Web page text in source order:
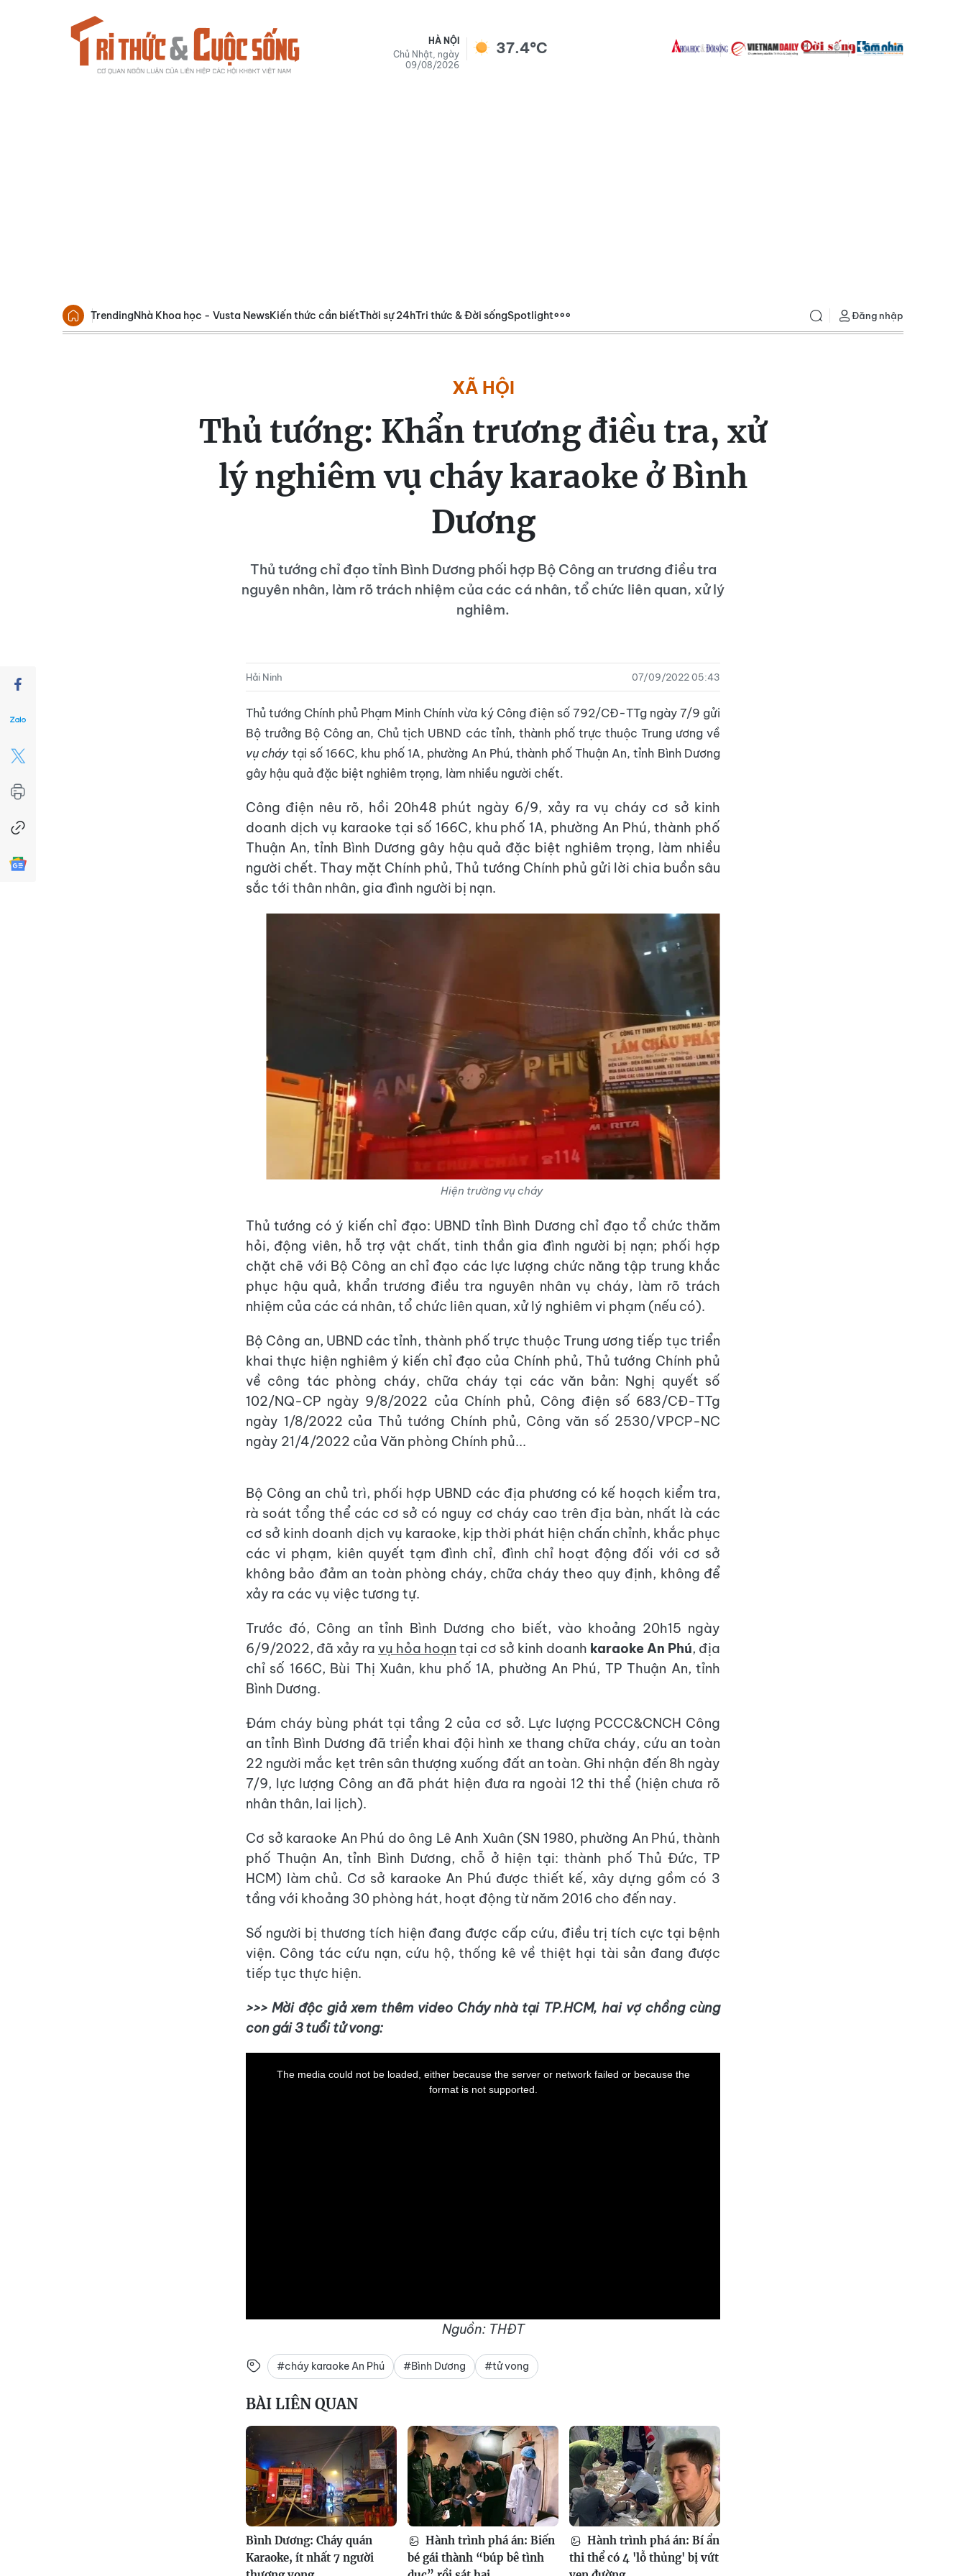
HÀ NỘI
Chủ Nhật, ngày
09/08/2026
37.4°C
TrendingNhà Khoa học - Vusta NewsKiến thức cần biếtThời sự 24hTri thức & Đời sốngSpotlight Đăng nhập
XÃ HỘI
Thủ tướng: Khẩn trương điều tra, xử
lý nghiêm vụ cháy karaoke ở Bình
Dương
Thủ tướng chỉ đạo tỉnh Bình Dương phối hợp Bộ Công an trương điều tra
nguyên nhân, làm rõ trách nhiệm của các cá nhân, tổ chức liên quan, xử lý
nghiêm.
Hải Ninh 07/09/2022 05:43
Thủ tướng Chính phủ Phạm Minh Chính vừa ký Công điện số 792/CĐ-TTg ngày 7/9 gửi
Bộ trưởng Bộ Công an, Chủ tịch UBND các tỉnh, thành phố trực thuộc Trung ương về
vụ cháytại số 166C, khu phố 1A, phường An Phú, thành phố Thuận An, tỉnh Bình Dương
gây hậu quả đặc biệt nghiêm trọng, làm nhiều người chết.
Công điện nêu rõ, hồi 20h48 phút ngày 6/9, xảy ra vụ cháy cơ sở kinh
doanh dịch vụ karaoke tại số 166C, khu phố 1A, phường An Phú, thành phố
Thuận An, tỉnh Bình Dương gây hậu quả đặc biệt nghiêm trọng, làm nhiều
người chết. Thay mặt Chính phủ, Thủ tướng Chính phủ gửi lời chia buồn sâu
sắc tới thân nhân, gia đình người bị nạn.
Hiện trường vụ cháy
Thủ tướng có ý kiến chỉ đạo: UBND tỉnh Bình Dương chỉ đạo tổ chức thăm
hỏi, động viên, hỗ trợ vật chất, tinh thần gia đình người bị nạn; phối hợp
chặt chẽ với Bộ Công an chỉ đạo các lực lượng chức năng tập trung khắc
phục hậu quả, khẩn trương điều tra nguyên nhân vụ cháy, làm rõ trách
nhiệm của các cá nhân, tổ chức liên quan, xử lý nghiêm vi phạm (nếu có).
Bộ Công an, UBND các tỉnh, thành phố trực thuộc Trung ương tiếp tục triển
khai thực hiện nghiêm ý kiến chỉ đạo của Chính phủ, Thủ tướng Chính phủ
về công tác phòng cháy, chữa cháy tại các văn bản: Nghị quyết số
102/NQ-CP ngày 9/8/2022 của Chính phủ, Công điện số 683/CĐ-TTg
ngày 1/8/2022 của Thủ tướng Chính phủ, Công văn số 2530/VPCP-NC
ngày 21/4/2022 của Văn phòng Chính phủ...
Bộ Công an chủ trì, phối hợp UBND các địa phương có kế hoạch kiểm tra,
rà soát tổng thể các cơ sở có nguy cơ cháy cao trên địa bàn, nhất là các
cơ sở kinh doanh dịch vụ karaoke, kịp thời phát hiện chấn chỉnh, khắc phục
các vi phạm, kiên quyết tạm đình chỉ, đình chỉ hoạt động đối với cơ sở
không bảo đảm an toàn phòng cháy, chữa cháy theo quy định, không để
xảy ra các vụ việc tương tự.
Trước đó, Công an tỉnh Bình Dương cho biết, vào khoảng 20h15 ngày
6/9/2022, đã xảy ra vụ hỏa hoạn tại cơ sở kinh doanh karaoke An Phú, địa
chỉ số 166C, Bùi Thị Xuân, khu phố 1A, phường An Phú, TP Thuận An, tỉnh
Bình Dương.
Đám cháy bùng phát tại tầng 2 của cơ sở. Lực lượng PCCC&CNCH Công
an tỉnh Bình Dương đã triển khai đội hình xe thang chữa cháy, cứu an toàn
22 người mắc kẹt trên sân thượng xuống đất an toàn. Ghi nhận đến 8h ngày
7/9, lực lượng Công an đã phát hiện đưa ra ngoài 12 thi thể (hiện chưa rõ
nhân thân, lai lịch).
Cơ sở karaoke An Phú do ông Lê Anh Xuân (SN 1980, phường An Phú, thành
phố Thuận An, tỉnh Bình Dương, chỗ ở hiện tại: thành phố Thủ Đức, TP
HCM) làm chủ. Cơ sở karaoke An Phú được thiết kế, xây dựng gồm có 3
tầng với khoảng 30 phòng hát, hoạt động từ năm 2016 cho đến nay.
Số người bị thương tích hiện đang được cấp cứu, điều trị tích cực tại bệnh
viện. Công tác cứu nạn, cứu hộ, thống kê về thiệt hại tài sản đang được
tiếp tục thực hiện.
>>> Mời độc giả xem thêm video Cháy nhà tại TP.HCM, hai vợ chồng cùng
con gái 3 tuổi tử vong:
The media could not be loaded, either because the server or network failed or because the
format is not supported.
Nguồn: THĐT
#cháy karaoke An Phú #Bình Dương #tử vong
BÀI LIÊN QUAN
Bình Dương: Cháy quán
Karaoke, ít nhất 7 người
Hành trình phá án: Biến
bé gái thành “búp bê tình
Hành trình phá án: Bí ẩn
thi thể có 4 'lỗ thủng' bị vứt